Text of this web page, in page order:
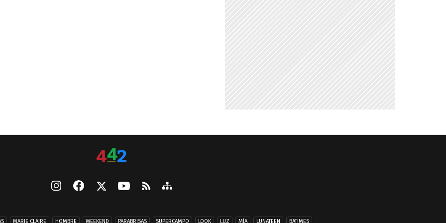
MARIE CLAIRE HOMBRE WEEKEND PARABRISAS SUPERCAMPO LOOK LUZ MÍA LUNATEEN BATIMES